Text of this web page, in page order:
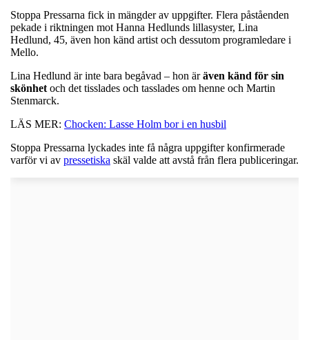
Stoppa Pressarna fick in mängder av uppgifter. Flera påståenden
pekade i riktningen mot Hanna Hedlunds lillasyster, Lina
Hedlund, 45, även hon känd artist och dessutom programledare i
Mello.
Lina Hedlund är inte bara begåvad – hon äräven känd för sin
skönhet och det tisslades och tasslades om henne och Martin
Stenmarck.
LÄS MER: Chocken: Lasse Holm bor i en husbil
Stoppa Pressarna lyckades inte få några uppgifter konfirmerade
varför vi av pressetiska skäl valde att avstå från flera publiceringar.